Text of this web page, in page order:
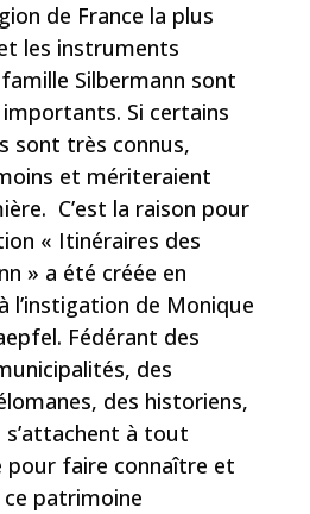
de France la plus
les instruments
Silbermann sont
Si certains
sont très connus,
et mériteraient
C’est la raison pour
« Itinéraires des
» a été créée en
l’instigation de Monique
Fédérant des
des
des historiens,
s’attachent à tout
faire connaître et
patrimoine